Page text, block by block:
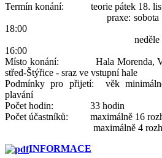
Termín konání: teorie pátek 18.
praxe: sobota 19.
18:00
neděle 20.
16:00
Místo konání: Hala Morenda,
střed-Štýřice - sraz ve vstupní hale
Podmínky pro přijetí: věk
plavání
Počet hodin: 33 hodin
Počet účastníků: maximálně 16
maximálně 4 rozhodčí
INFORMACE